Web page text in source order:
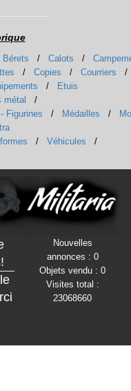
Bérets / Calots /
/ Copies / Courriers
/
Etuis
métal
/
Figurines / Médailles /
/ Véhicules /
Nouvelles
annonces : 0
Objets vendu : 0
Visites total :
23068660